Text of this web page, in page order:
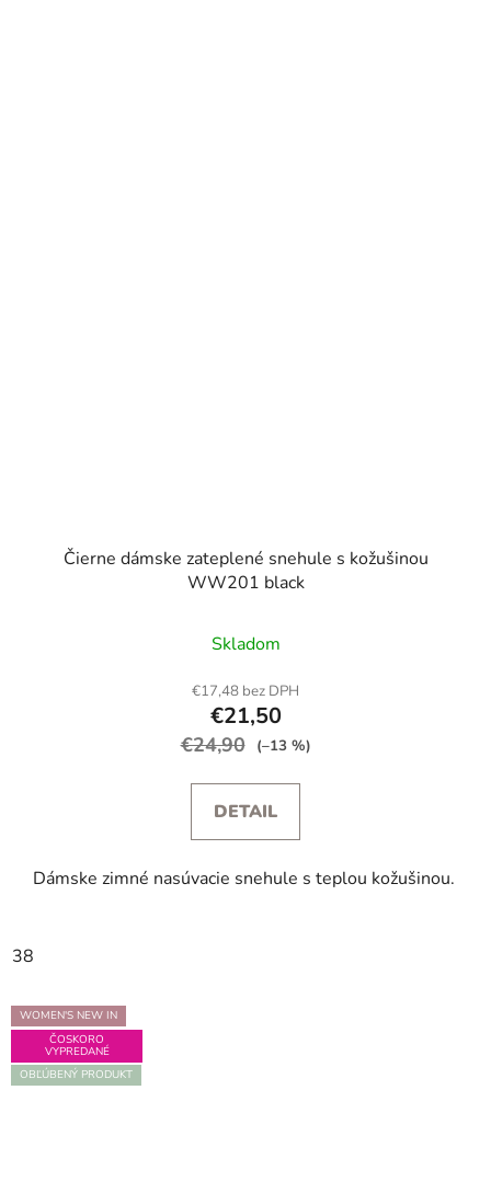
Čierne dámske zateplené snehule s kožušinou
WW201 black
Skladom
€17,48 bez DPH
€21,50
€24,90 (–13 %)
DETAIL
Dámske zimné nasúvacie snehule s teplou kožušinou.
38
WOMEN'S NEW IN
ČOSKORO
VYPREDANÉ
OBĽÚBENÝ PRODUKT